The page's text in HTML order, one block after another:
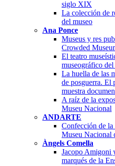
siglo XIX
La colección de
del museo
Ana Ponce
Museus y res
Crowded
El teatro
museográfico
La huella de las
de posguerra. El
muestra
A raíz de la
Museu Nacional
ANDARTE
Confección de la
Museu Nacional
Àngels Comella
Jacopo Amigoni
marqués de la